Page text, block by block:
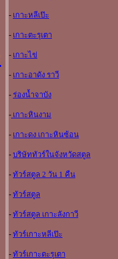
- เกาะหลีเป๊ะ
- เกาะตะรุเตา
- เกาะไข่
- เกาะอาดัง ราวี
- ร่องน้ำจาบัง
- เกาะหินงาม
- เกาะดง เกาะหินซ้อน
- บริษัททัวร์ในจังหวัดสตูล
- ทัวร์สตูล 2 วัน 1 คืน
- ทัวร์สตูล
- ทัวร์สตูล เกาะลังกาวี
- ทัวร์เกาะหลีเป๊ะ
- ทัวร์เกาะตะรุเตา